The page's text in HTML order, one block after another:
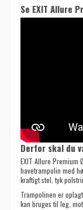
Se EXIT Allure
Derfor skal du
EXIT Allure Premium
havetrampolin med
kraftigt stel, tyk
Trampolinen er
kan bruges til leg,